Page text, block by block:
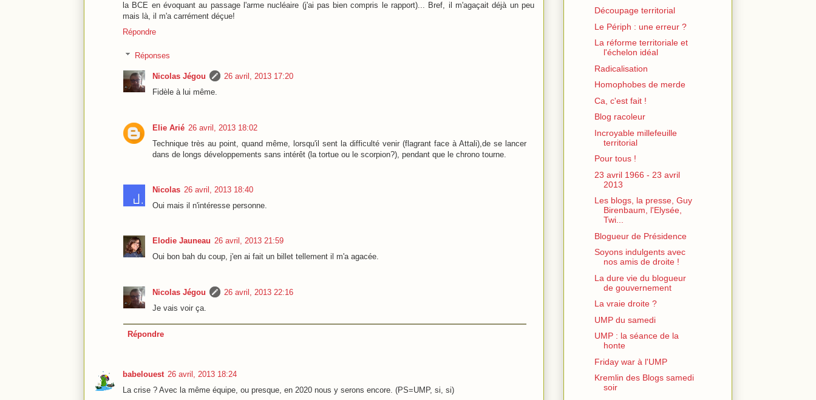
la BCE en évoquant au passage l'arme nucléaire (j'ai pas bien compris le rapport)... Bref, il m'agaçait déjà un peu
mais là, il m'a carrément déçue!
Répondre
Réponses
Nicolas Jégou
26 avril, 2013 17:20
Fidèle à lui même.
Elie Arié 26 avril, 2013 18:02
Technique très au point, quand même, lorsqu'il sent la difficulté venir (flagrant face à Attali),de se lancer
dans de longs développements sans intérêt (la tortue ou le scorpion?), pendant que le chrono tourne.
Nicolas 26 avril, 2013 18:40
Oui mais il n'intéresse personne.
Elodie Jauneau 26 avril, 2013 21:59
Oui bon bah du coup, j'en ai fait un billet tellement il m'a agacée.
Nicolas Jégou
26 avril, 2013 22:16
Je vais voir ça.
Répondre
babelouest 26 avril, 2013 18:24
La crise ? Avec la même équipe, ou presque, en 2020 nous y serons encore. (PS=UMP, si, si)
Découpage territorial
Le Périph : une erreur ?
La réforme territoriale et
l'échelon idéal
Radicalisation
Homophobes de merde
Ca, c'est fait !
Blog racoleur
Incroyable millefeuille
territorial
Pour tous !
23 avril 1966 - 23 avril
2013
Les blogs, la presse, Guy
Birenbaum, l'Elysée,
Twi...
Blogueur de Présidence
Soyons indulgents avec
nos amis de droite !
La dure vie du blogueur
de gouvernement
La vraie droite ?
UMP du samedi
UMP : la séance de la
honte
Friday war à l'UMP
Kremlin des Blogs samedi
soir